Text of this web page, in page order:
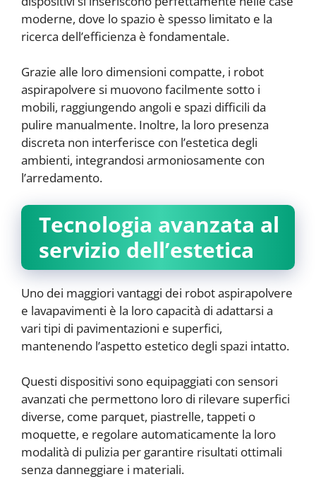
moderne, dove lo spazio è spesso limitato e la
ricerca dell’efficienza è fondamentale.
Grazie alle loro dimensioni compatte, i robot
aspirapolvere si muovono facilmente sotto i
mobili, raggiungendo angoli e spazi difficili da
pulire manualmente. Inoltre, la loro presenza
discreta non interferisce con l’estetica degli
ambienti, integrandosi armoniosamente con
l’arredamento.
Tecnologia avanzata al
servizio dell’estetica
Uno dei maggiori vantaggi dei robot aspirapolvere
e lavapavimenti è la loro capacità di adattarsi a
vari tipi di pavimentazioni e superfici,
mantenendo l’aspetto estetico degli spazi intatto.
Questi dispositivi sono equipaggiati con sensori
avanzati che permettono loro di rilevare superfici
diverse, come parquet, piastrelle, tappeti o
moquette, e regolare automaticamente la loro
modalità di pulizia per garantire risultati ottimali
senza danneggiare i materiali.